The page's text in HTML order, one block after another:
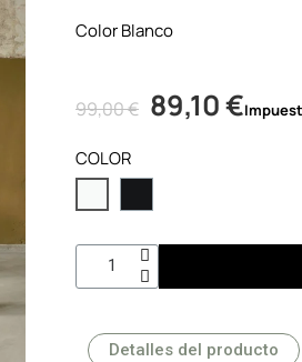
Color Blanco
99,00 € 89,10 €
COLOR
Detalles del producto